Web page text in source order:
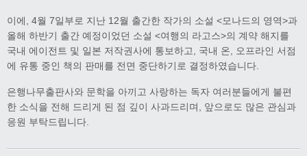
이에, 4월 7일부로 지난 12월 출간한 작가의 소설 <모나드의 영역>과
올해 하반기 출간 예정이었던 소설 <여행의 라고스>의 계약 해지를
국내 에이전트 및 일본 저작권사에 통보하고, 국내 온, 오프라인 서점
에 유통 중인 책의 판매를 전면 중단하기로 결정하였습니다.
은행나무출판사와 문학을 아끼고 사랑하는 독자 여러분들에게 불편
한 소식을 전해 드리게 된 점 깊이 사과드리며, 앞으로도 많은 관심과
응원 부탁드립니다.